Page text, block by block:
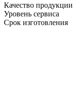
Качество продукции
Уровень сервиса
Срок изготовления